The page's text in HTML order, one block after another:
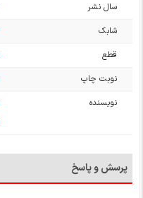
سال نشر
شابک
قطع
نوبت چاپ
نویسنده
پرسش و پاسخ